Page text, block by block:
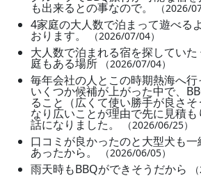
も出来るとの事なので。 （2026/
4家庭の大人数で泊まって遊べる
おります。 （2026/07/04）
大人数で泊まれる宿を探してい
庭もある場所 （2026/07/04）
毎年会社の人とこの時期熱海へ
いくつか候補が上がった中で、
ること（広くて使い勝手が良さ
なり広いことが理由で先に見積
話になりました。 （2026/06/25）
口コミが良かったのと大型犬も
あったから。 （2026/06/05）
雨天時もBBQができそうだから